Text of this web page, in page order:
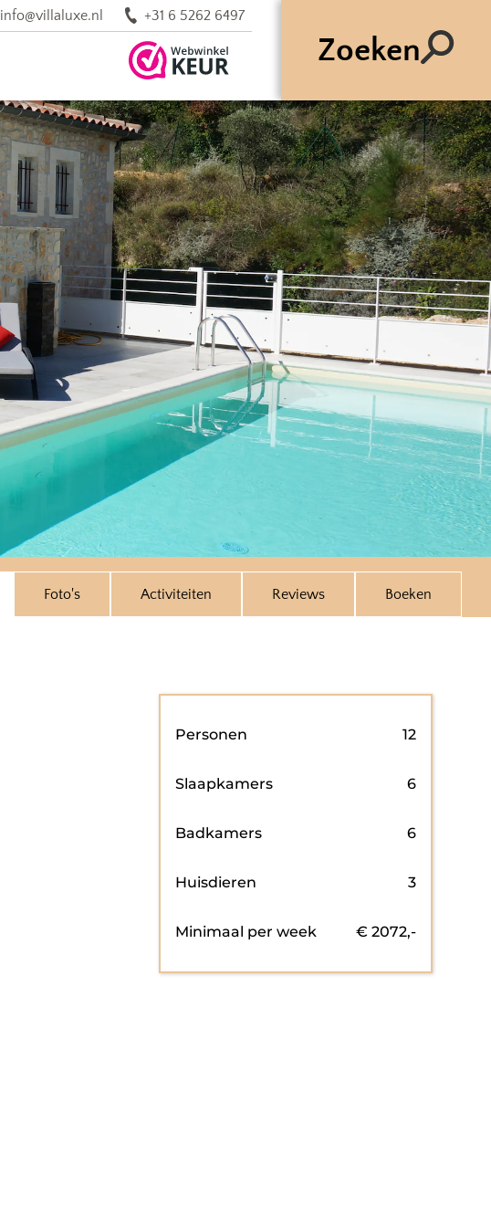
info@villaluxe.nl +31 6 5262 6497
Zoeken
Foto's Activiteiten Reviews Boeken
Personen 12
Slaapkamers 6
Badkamers 6
Huisdieren 3
Minimaal per week € 2072,-